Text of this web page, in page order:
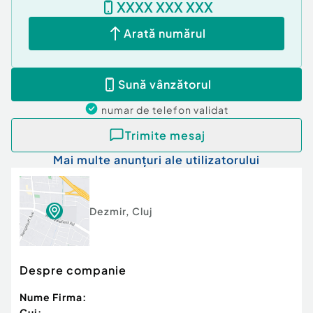
Pentru mai multe detalii sau programarea unei
vizionari va stam cu placere la dispozitie!
Cod ofertă / ID BLITZ: P3117
Număr niveluri imobil:1
Număr Băi:3
Nr. locuri parcare:2
XXXX XXX XXX
Arată numărul
Sună vânzătorul
numar de telefon validat
Trimite mesaj
Mai multe anunțuri ale utilizatorului
Dezmir, Cluj
Despre companie
Nume Firma: